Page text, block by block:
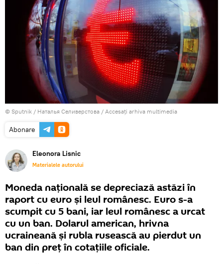
© Sputnik / Наталья Селиверстова / Accesați arhiva multimedia
Abonare
Eleonora Lisnic
Materialele autorului
Moneda națională se depreciază astăzi în
raport cu euro și leul românesc. Euro s-a
scumpit cu 5 bani, iar leul românesc a urcat
cu un ban. Dolarul american, hrivna
ucraineană și rubla rusească au pierdut un
ban din preț în cotațiile oficiale.